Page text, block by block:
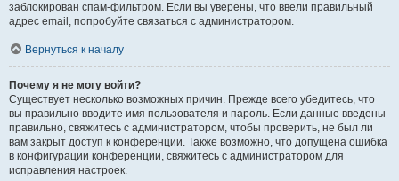
заблокирован спам-фильтром. Если вы уверены, что ввели правильный
адрес email, попробуйте связаться с администратором.
Вернуться к началу
Почему я не могу войти?
Существует несколько возможных причин. Прежде всего убедитесь, что
вы правильно вводите имя пользователя и пароль. Если данные введены
правильно, свяжитесь с администратором, чтобы проверить, не был ли
вам закрыт доступ к конференции. Также возможно, что допущена ошибка
в конфигурации конференции, свяжитесь с администратором для
исправления настроек.